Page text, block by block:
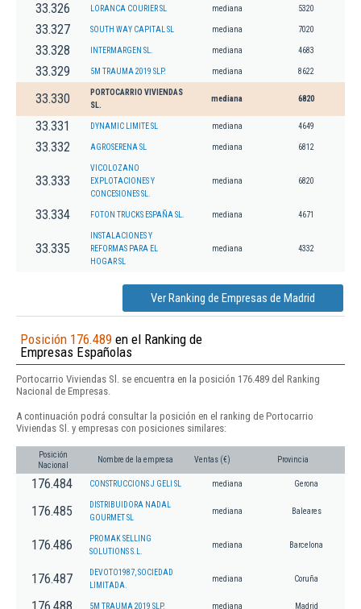
33.326 LORANCA COURIER SL mediana 5320
33.327 SOUTH WAY CAPITAL SL mediana 7020
33.328 INTERMARGEN SL. mediana 4683
33.329 5M TRAUMA 2019 SLP. mediana 8622
33.330
PORTOCARRIO VIVIENDAS
SL.
mediana 6820
33.331 DYNAMIC LIMITE SL mediana 4649
33.332 AGROSERENA SL mediana 6812
33.333
VICOLOZANO
EXPLOTACIONES Y
CONCESIONES SL.
mediana 6820
33.334 FOTON TRUCKS ESPAÑA SL. mediana 4671
33.335
INSTALACIONES Y
REFORMAS PARA EL
HOGAR SL
mediana 4332
Ver Ranking de Empresas de Madrid
Posición 176.489 en el Ranking de
Empresas Españolas
Portocarrio Viviendas Sl. se encuentra en la posición 176.489 del Ranking
Nacional de Empresas.
A continuación podrá consultar la posición en el ranking de Portocarrio
Viviendas Sl. y empresas con posiciones similares:
Posición
Nacional
Nombre de la empresa Ventas (€) Provincia
176.484 CONSTRUCCIONS J GELI SL mediana Gerona
176.485
DISTRIBUIDORA NADAL
GOURMET SL
mediana Baleares
176.486
PROMAK SELLING
SOLUTIONS S.L.
mediana Barcelona
176.487
DEVOTO1987, SOCIEDAD
LIMITADA.
mediana Coruña
5M TRAUMA 2019 SLP. mediana Madrid